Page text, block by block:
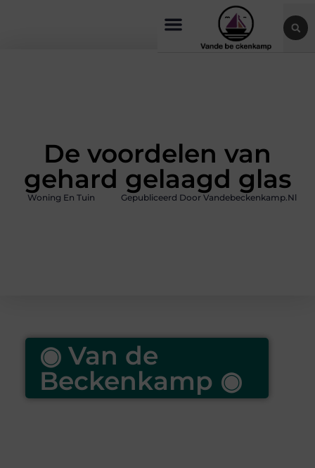
De voordelen van
gehard gelaagd glas
Woning En Tuin Gepubliceerd Door Vandebeckenkamp.nl
◉ Van de
Beckenkamp ◉